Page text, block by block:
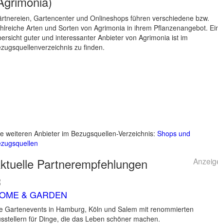
Gartencenter und Onlineshops führen verschiedene bzw.
Arten und Sorten von Agrimonia in ihrem Pflanzenangebot.
guter und interessanter Anbieter von Agrimonia ist im
zu finden.
weiteren Anbieter im Bezugsquellen-Verzeichnis: Shops und
Partnerempfehlungen
& GARDEN
Gartenevents in Hamburg, Köln und Salem mit renommierten
für Dinge, die das Leben schöner machen.